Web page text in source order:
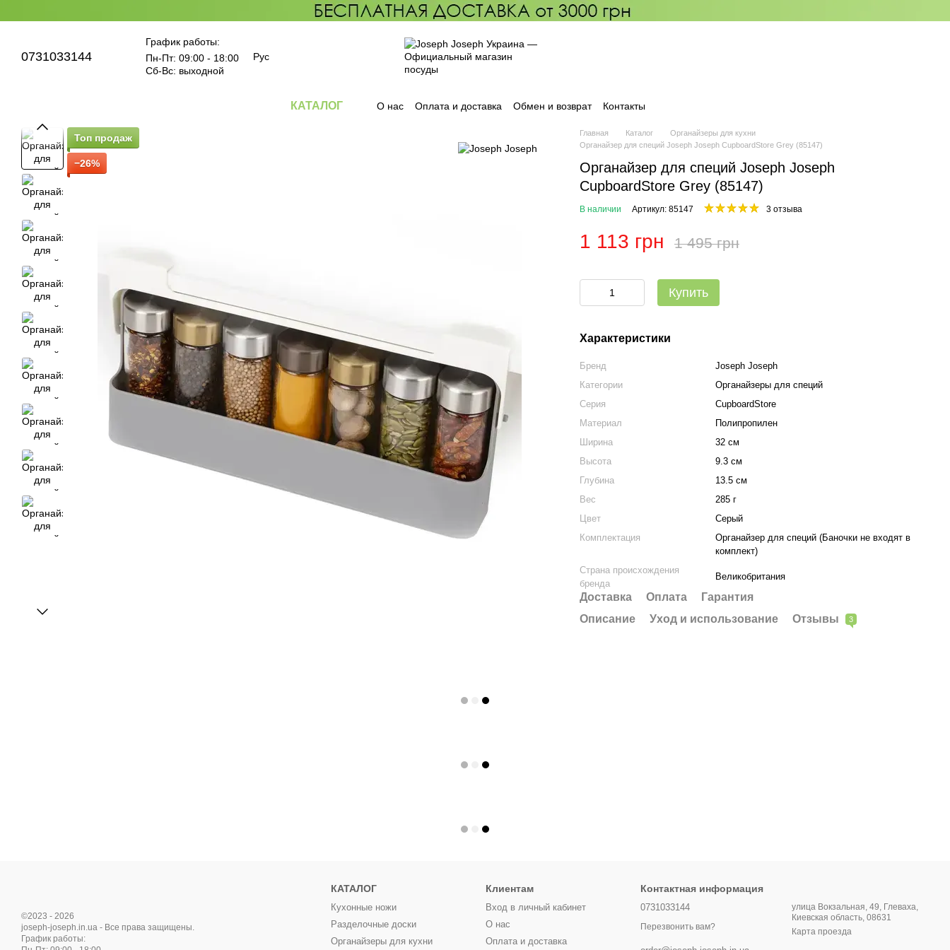
0731033144
График работы:
Пн-Пт: 09:00 - 18:00
Cб-Вс: выходной
Рус
КАТАЛОГ О нас Оплата и доставка Обмен и возврат Контакты
Топ продаж
−26%
Главная Каталог
Органайзеры для кухни
Органайзер для специй Joseph Joseph CupboardStore Grey (85147)
Органайзер для специй Joseph Joseph
CupboardStore Grey (85147)
В наличии Артикул: 85147 3 отзыва
1 113 грн 1 495 грн
Купить
Характеристики
Бренд
Joseph Joseph
Категории
Органайзеры для специй
Серия
CupboardStore
Материал
Полипропилен
Ширина
32 см
Высота
9.3 см
Глубина
13.5 см
Вес
285 г
Цвет
Серый
Комплектация
Органайзер для специй (Баночки не входят в
комплект)
Страна происхождения
бренда
Великобритания
Доставка Оплата
Гарантия
Описание
Уход и использование Отзывы 3
©2023 - 2026
joseph-joseph.in.ua - Все права защищены.
График работы:
КАТАЛОГ
Кухонные ножи
Разделочные доски
Органайзеры для кухни
Клиентам
Вход в личный кабинет
О нас
Оплата и доставка
Контактная информация
0731033144
Перезвонить вам?
улица Вокзальная, 49, Глеваха,
Киевская область, 08631
Карта проезда